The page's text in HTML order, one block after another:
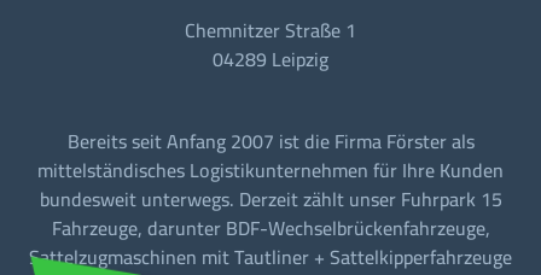
Chemnitzer Straße 1
04289 Leipzig
Bereits seit Anfang 2007 ist die Firma Förster als
mittelständisches Logistikunternehmen für Ihre Kunden
bundesweit unterwegs. Derzeit zählt unser Fuhrpark 15
Fahrzeuge, darunter BDF-Wechselbrückenfahrzeuge,
Sattelzugmaschinen mit Tautliner + Sattelkipperfahrzeuge